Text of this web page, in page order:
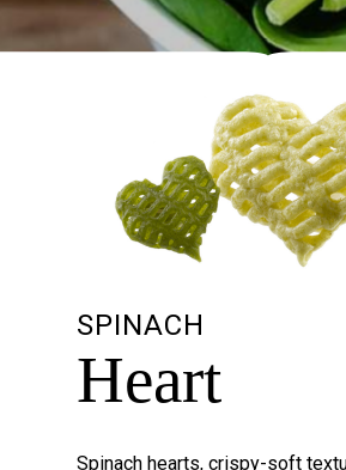
SPINACH
Heart
Spinach hearts, crispy-soft